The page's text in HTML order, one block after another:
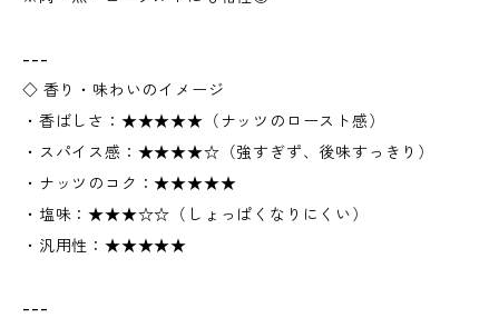
---
◇ 香り・味わいのイメージ
・香ばしさ：★★★★★（ナッツのロースト感）
・スパイス感：★★★★☆（強すぎず、後味すっきり）
・ナッツのコク：★★★★★
・塩味：★★★☆☆（しょっぱくなりにくい）
・汎用性：★★★★★
---